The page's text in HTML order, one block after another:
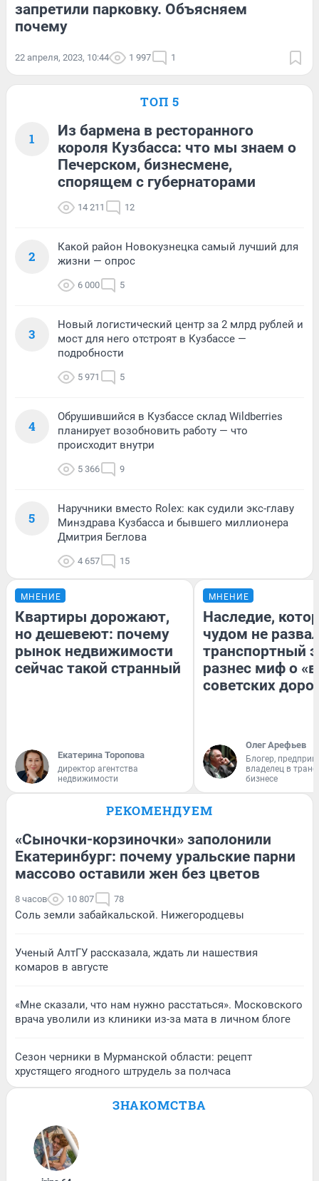
запретили парковку. Объясняем
почему
22 апреля, 2023, 10:44 1 997 1
ТОП 5
1
Из бармена в ресторанного
короля Кузбасса: что мы знаем о
Печерском, бизнесмене,
спорящем с губернаторами
14 211 12
2
Какой район Новокузнецка самый лучший для
жизни — опрос
6 000 5
3
Новый логистический центр за 2 млрд рублей и
мост для него отстроят в Кузбассе —
подробности
5 971 5
4
Обрушившийся в Кузбассе склад Wildberries
планирует возобновить работу — что
происходит внутри
5 366 9
5
Наручники вместо Rolex: как судили экс-главу
Минздрава Кузбасса и бывшего миллионера
Дмитрия Беглова
4 657 15
МНЕНИЕ
Квартиры дорожают,
но дешевеют: почему
рынок недвижимости
сейчас такой странный
Екатерина Торопова
директор агентства
недвижимости
МНЕНИЕ
Наследие,
чудом не
транспортный
разнес миф о
советских
Олег Арефьев
Блогер,
владелец в
бизнесе
РЕКОМЕНДУЕМ
«Сыночки-корзиночки» заполонили
Екатеринбург: почему уральские парни
массово оставили жен без цветов
8 часов 10 807 78
Соль земли забайкальской. Нижегородцевы
Ученый АлтГУ рассказала, ждать ли нашествия
комаров в августе
«Мне сказали, что нам нужно расстаться». Московского
врача уволили из клиники из-за мата в личном блоге
Сезон черники в Мурманской области: рецепт
хрустящего ягодного штрудель за полчаса
ЗНАКОМСТВА